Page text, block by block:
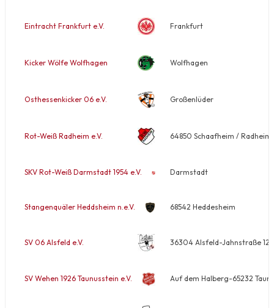
Eintracht Frankfurt e.V. Frankfurt
Kicker Wölfe Wolfhagen Wolfhagen
Osthessenkicker 06 e.V. Großenlüder
Rot-Weiß Radheim e.V. 64850 Schaafheim /
SKV Rot-Weiß Darmstadt 1954 e.V. Darmstadt
Stangenquäler Heddsheim n.e.V. 68542 Heddesheim
SV 06 Alsfeld e.V. 36304 Alsfeld-Jahnstraße 12
SV Wehen 1926 Taunusstein e.V. Auf dem Halberg-65232